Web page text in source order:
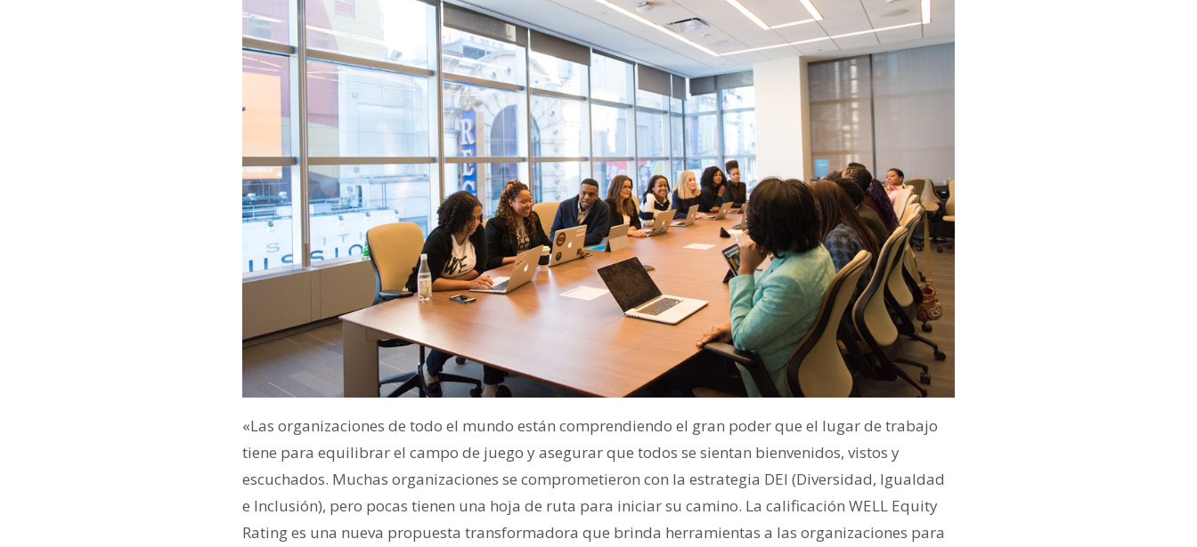
«Las organizaciones de todo el mundo están comprendiendo el gran poder que el lugar de trabajo
tiene para equilibrar el campo de juego y asegurar que todos se sientan bienvenidos, vistos y
escuchados. Muchas organizaciones se comprometieron con la estrategia DEI (Diversidad, Igualdad
e Inclusión), pero pocas tienen una hoja de ruta para iniciar su camino. La calificación WELL Equity
Rating es una nueva propuesta transformadora que brinda herramientas a las organizaciones para